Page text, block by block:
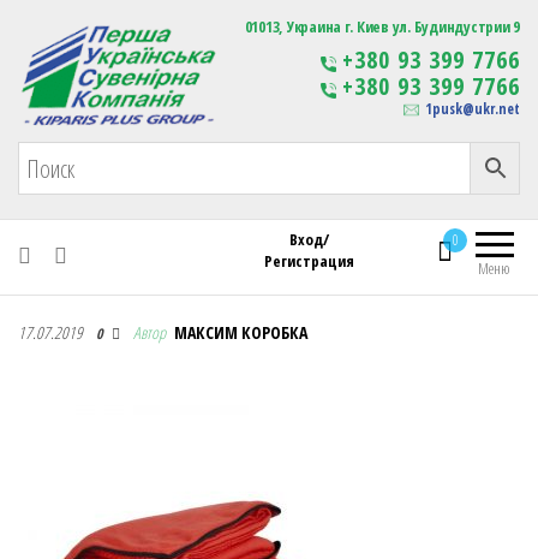
Первая Украинская Сувенирная Компания Изготовление
сувенирной продукции
с логотипом
01013, Украина г. Киев ул. Будиндустрии 9
+380 93 399 7766
+380 93 399 7766
1pusk@ukr.net
Меню
0
Вход/
Регистрация
Первая Украинская Сувенирная Компания
17.07.2019 0 Автор МАКСИМ КОРОБКА